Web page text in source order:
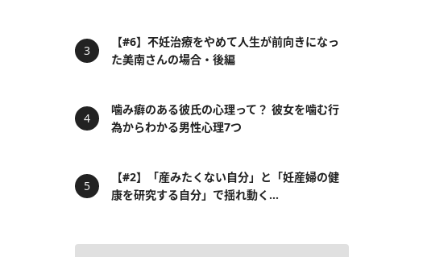
【#6】不妊治療をやめて人生が前向きになっ
た美南さんの場合・後編
噛み癖のある彼氏の心理って？ 彼女を噛む行
為からわかる男性心理7つ
【#2】「産みたくない自分」と「妊産婦の健
康を研究する自分」で揺れ動く...